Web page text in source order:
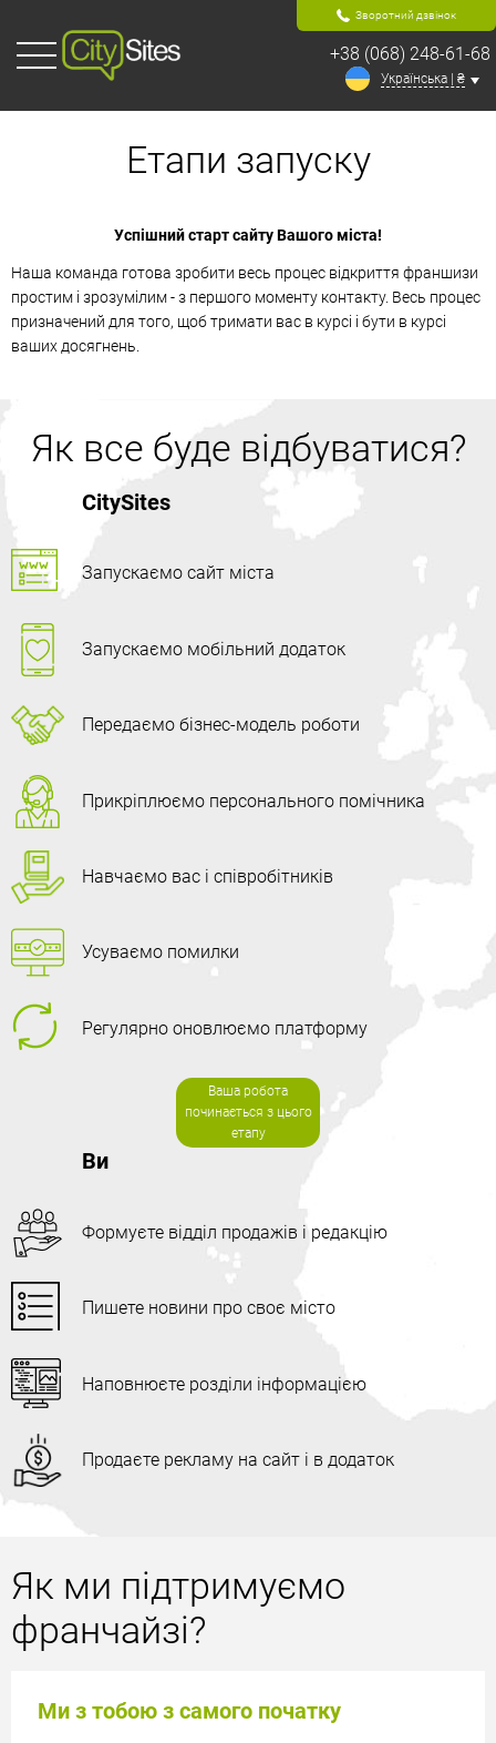
Зворотний дзвінок
+38 (068) 248-61-68
Українська | ₴
Етапи запуску
Успішний старт сайту Вашого міста!
Наша команда готова зробити весь процес відкриття франшизи
простим і зрозумілим - з першого моменту контакту. Весь процес
призначений для того, щоб тримати вас в курсі і бути в курсі
ваших досягнень.
Як все буде відбуватися?
CitySites
Запускаємо сайт міста
Запускаємо мобільний додаток
Передаємо бізнес-модель роботи
Прикріплюємо персонального помічника
Навчаємо вас і співробітників
Усуваємо помилки
Регулярно оновлюємо платформу
Ваша робота
починається з цього
етапу
Ви
Формуєте відділ продажів і редакцію
Пишете новини про своє місто
Наповнюєте розділи інформацією
Продаєте рекламу на сайт і в додаток
Як ми підтримуємо
франчайзі?
Ми з тобою з самого початку